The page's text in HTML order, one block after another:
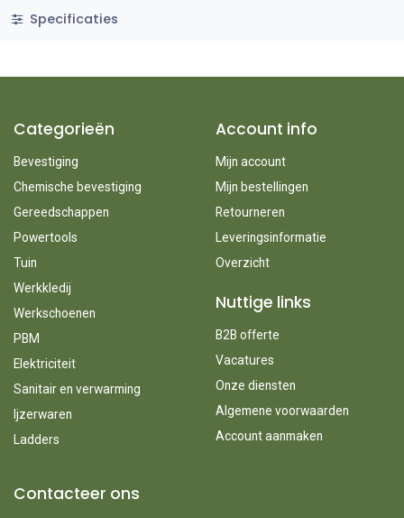
Specificaties
Categorieën
Bevestiging
Chemische bevestiging
Gereedschappen
Powertools
Tuin
Werkkledij
Werkschoenen
PBM
Elektriciteit
Sanitair en verwarming
Ijzerwaren
Ladders
Account info
Mijn account
Mijn bestellingen
Retourneren
Leveringsinformatie
Overzicht
Nuttige links
B2B offerte
Vacatures
Onze diensten
Algemene voorwaarden
Account aanmaken
Contacteer ons